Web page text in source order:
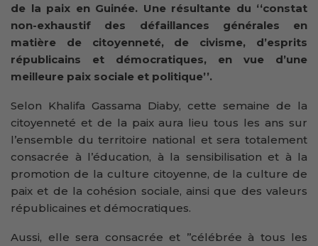
de la paix en Guinée. Une résultante du ‘‘constat
non-exhaustif des défaillances générales en
matière de citoyenneté, de civisme, d’esprits
républicains et démocratiques, en vue d’une
meilleure paix sociale et politique’’.
Selon Khalifa Gassama Diaby, cette semaine de la
citoyenneté et de la paix aura lieu tous les ans sur
l’ensemble du territoire national et sera totalement
consacrée à l’éducation, à la sensibilisation et à la
promotion de la culture citoyenne, de la culture de
paix et de la cohésion sociale, ainsi que des valeurs
républicaines et démocratiques.
Aussi, elle sera consacrée et ’’célébrée à tous les